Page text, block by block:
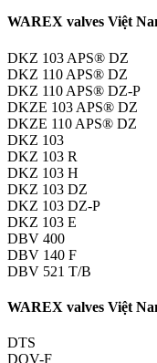
WAREX valves Việt
DKZ 103 APS® DZ
DKZ 110 APS® DZ
DKZ 110 APS® DZ-P
DKZE 103 APS® DZ
DKZE 110 APS® DZ
DKZ 103
DKZ 103 R
DKZ 103 H
DKZ 103 DZ
DKZ 103 DZ-P
DKZ 103 E
DBV 400
DBV 140 F
DBV 521 T/B
WAREX valves Việt
DTS
DQV-F